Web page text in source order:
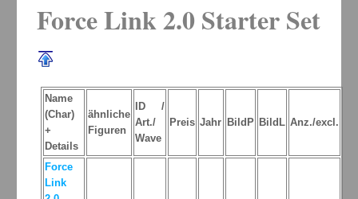
Force Link 2.0 Starter Set
Name
(Char)
+
Details
ähnliche
Figuren
ID /
Art./
Wave
Preis Jahr BildP BildL Anz./excl.
Force
Link